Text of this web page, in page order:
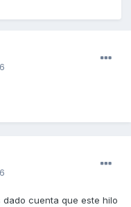
cuenta que este hilo